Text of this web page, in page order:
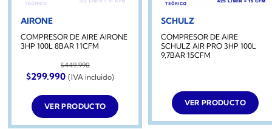
AIRONE
COMPRESOR DE AIRE AIRONE
3HP 100L 8BAR 11CFM
$449.990
El
precio
original
era:
$449.990.
$299.990El
precio
actual
es:
$299.990.
(IVA incluido)
VER PRODUCTO
SCHULZ
COMPRESOR DE AIRE
SCHULZ AIR PRO 3HP 100L
9,7BAR 15CFM
VER PRODUCTO